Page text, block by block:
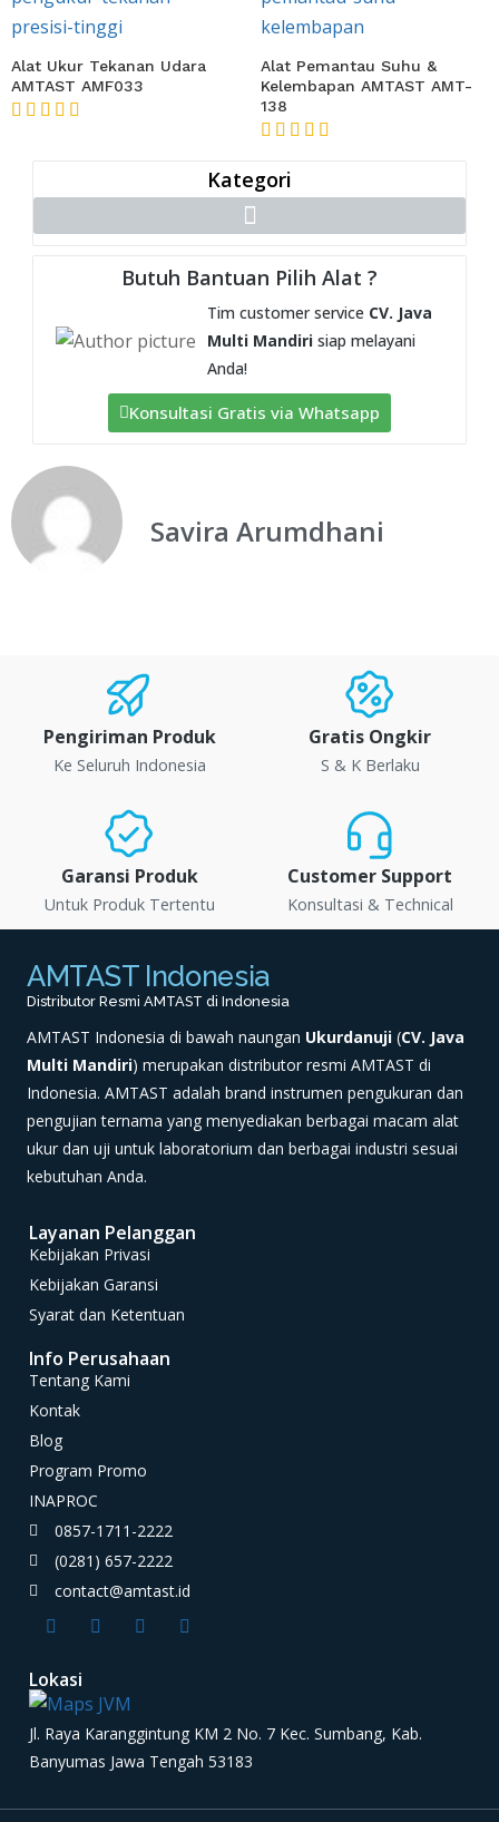
Alat Ukur Tekanan Udara
AMTAST AMF033
Alat Pemantau Suhu &
Kelembapan AMTAST AMT-
138
Kategori
Butuh Bantuan Pilih Alat ?
Tim customer service CV. Java
Multi Mandiri siap melayani
Anda!
Konsultasi Gratis via Whatsapp
Savira Arumdhani
Pengiriman Produk
Ke Seluruh Indonesia
Gratis Ongkir
S & K Berlaku
Garansi Produk
Untuk Produk Tertentu
Customer Support
Konsultasi & Technical
AMTAST Indonesia
Distributor Resmi AMTAST di Indonesia
AMTAST Indonesia di bawah naungan Ukurdanuji (CV. Java
Multi Mandiri) merupakan distributor resmi AMTAST di
Indonesia. AMTAST adalah brand instrumen pengukuran dan
pengujian ternama yang menyediakan berbagai macam alat
ukur dan uji untuk laboratorium dan berbagai industri sesuai
kebutuhan Anda.
Layanan Pelanggan
Kebijakan Privasi
Kebijakan Garansi
Syarat dan Ketentuan
Info Perusahaan
Tentang Kami
Kontak
Blog
Program Promo
INAPROC
0857-1711-2222
(0281) 657-2222
contact@amtast.id
Lokasi
Jl. Raya Karanggintung KM 2 No. 7 Kec. Sumbang, Kab.
Banyumas Jawa Tengah 53183